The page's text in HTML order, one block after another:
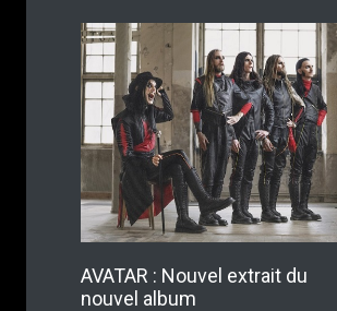
AVATAR : Nouvel extrait du
nouvel album